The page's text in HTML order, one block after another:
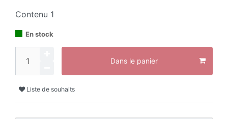
Contenu 1
En stock
Dans le panier
Liste de souhaits